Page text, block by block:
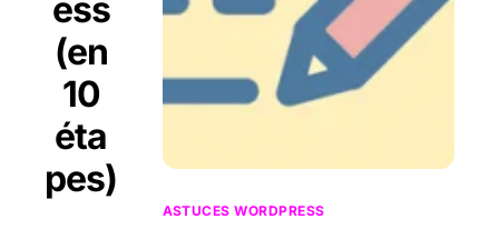
ess
(en
10
éta
pes)
ASTUCES WORDPRESS